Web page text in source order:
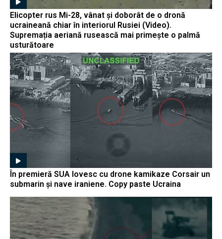
Elicopter rus Mi-28, vânat și doborât de o dronă
ucraineană chiar în interiorul Rusiei (Video).
Supremația aeriană rusească mai primește o palmă
usturătoare
În premieră SUA lovesc cu drone kamikaze Corsair un
submarin și nave iraniene. Copy paste Ucraina